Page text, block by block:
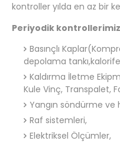
kontroller yılda en az bir
Periyodik kontrollerimiz
Basınçlı
depolama
Kaldırma İletme
Kule Vinç, Transpalet,
Yangın söndürme ve
Raf sistemleri,
Elektriksel Ölçümler,